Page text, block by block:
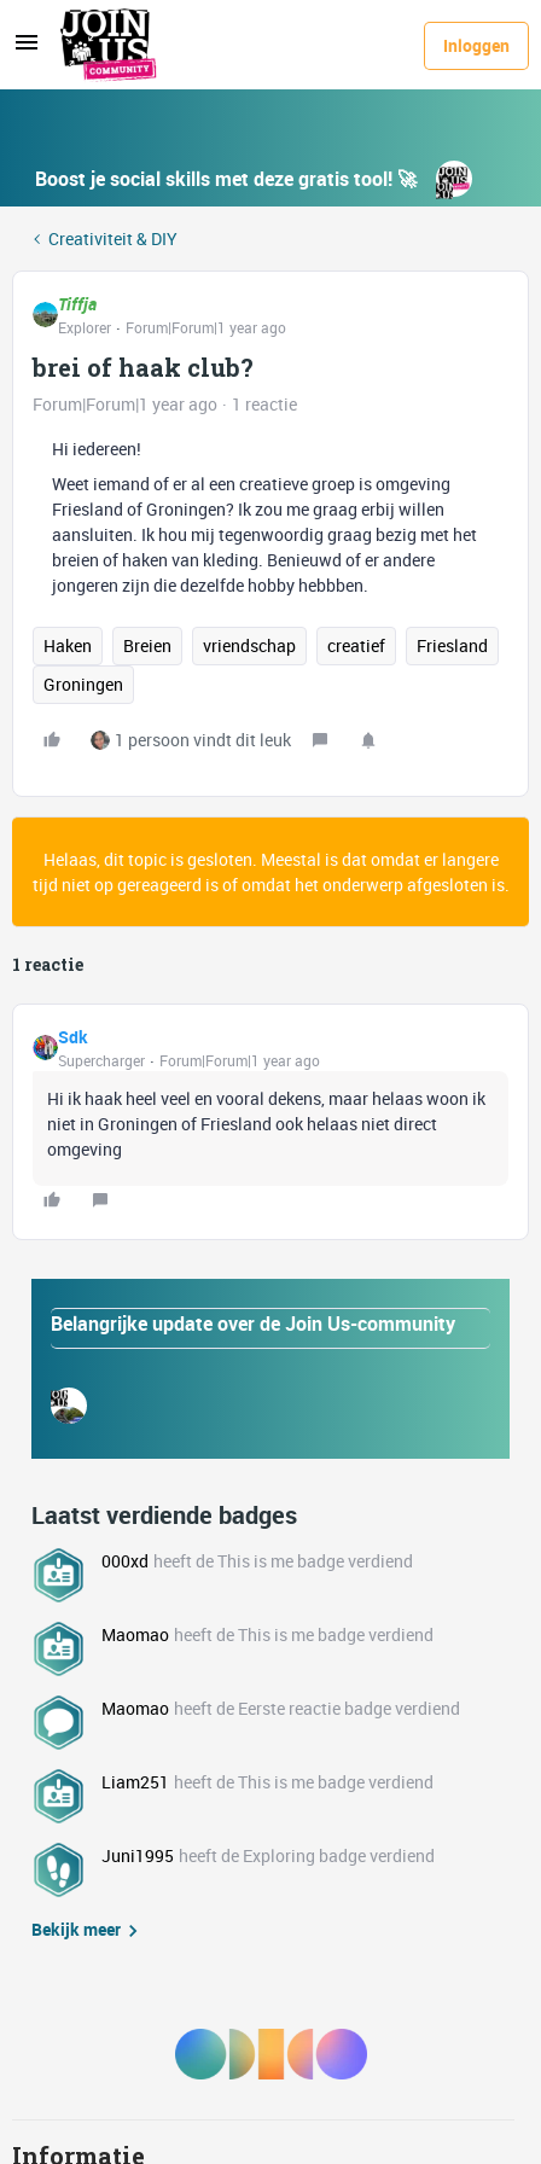
Inloggen
Boost je social skills met deze gratis tool! 🚀
Creativiteit & DIY
Tiffja
Explorer Forum|Forum|1 year ago
brei of haak club?
Forum|Forum|1 year ago
1 reactie
Hi iedereen!
Weet iemand of er al een creatieve groep is omgeving
Friesland of Groningen? Ik zou me graag erbij willen
aansluiten. Ik hou mij tegenwoordig graag bezig met het
breien of haken van kleding. Benieuwd of er andere
jongeren zijn die dezelfde hobby hebbben.
Haken Breien vriendschap creatief
Friesland
Groningen
1 persoon vindt dit leuk
Helaas, dit topic is gesloten. Meestal is dat omdat er langere
tijd niet op gereageerd is of omdat het onderwerp afgesloten is.
1 reactie
Sdk
Supercharger Forum|Forum|1 year ago
Hi ik haak heel veel en vooral dekens, maar helaas woon ik
niet in Groningen of Friesland ook helaas niet direct
omgeving
Belangrijke update over de Join Us-community
Laatst verdiende badges
000xd heeft de This is me badge verdiend
Maomao heeft de This is me badge verdiend
Maomao heeft de Eerste reactie badge verdiend
Liam251 heeft de This is me badge verdiend
Juni1995 heeft de Exploring badge verdiend
Bekijk meer
Informatie